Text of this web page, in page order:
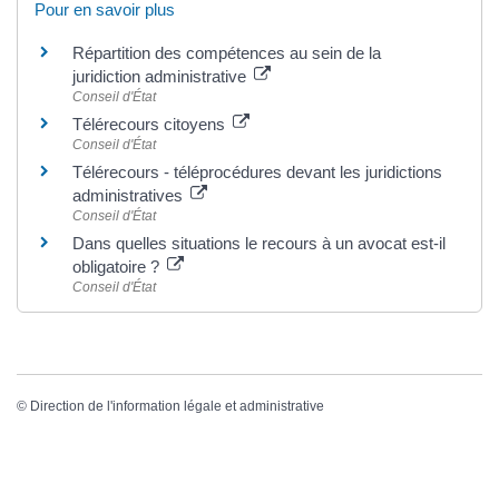
Pour en savoir plus
Répartition des compétences au sein de la
juridiction administrative
Conseil d'État
Télérecours citoyens
Conseil d'État
Télérecours - téléprocédures devant les juridictions
administratives
Conseil d'État
Dans quelles situations le recours à un avocat est-il
obligatoire ?
Conseil d'État
© Direction de l'information légale et administrative